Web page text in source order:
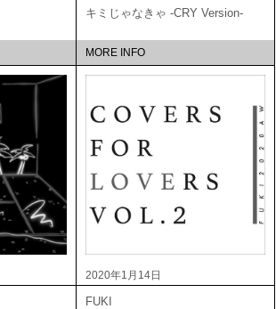
キミじゃなきゃ -CRY Version-
MORE INFO
2020年1月14日
FUKI